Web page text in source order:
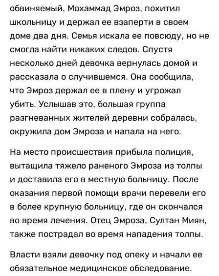
обвиняемый, Мохаммад Эмроз, похитил
школьницу и держал ее взаперти в своем
доме два дня. Семья искала ее повсюду, но не
смогла найти никаких следов. Спустя
несколько дней девочка вернулась домой и
рассказала о случившемся. Она сообщила,
что Эмроз держал ее в плену и угрожал
убить. Услышав это, большая группа
разгневанных жителей деревни собралась,
окружила дом Эмроза и напала на него.
На место происшествия прибыла полиция,
вытащила тяжело раненого Эмроза из толпы
и доставила его в местную больницу. После
оказания первой помощи врачи перевели его
в более крупную больницу, где он скончался
во время лечения. Отец Эмроза, Султан Миян,
также пострадал во время нападения толпы.
Власти взяли девочку под опеку и начали ее
обязательное медицинское обследование.